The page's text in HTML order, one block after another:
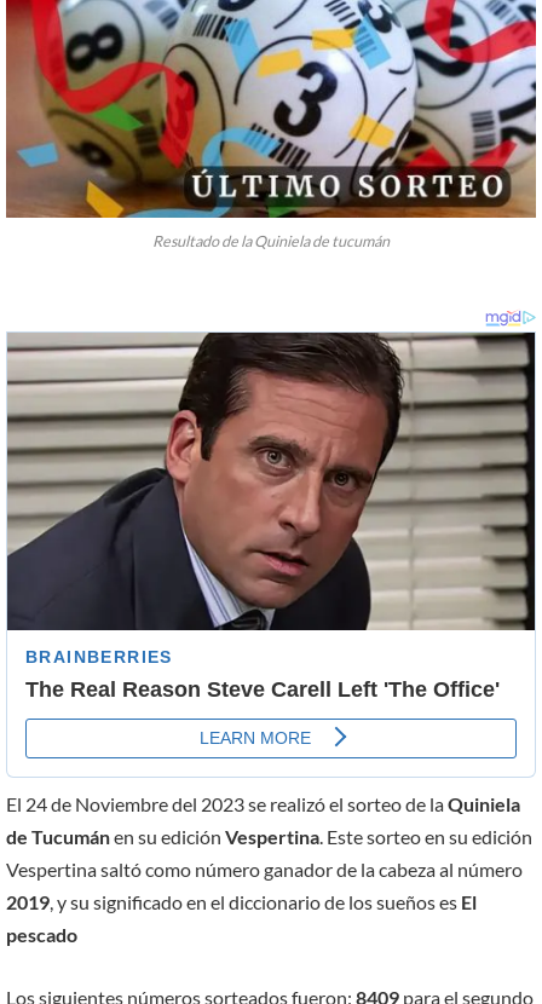
Resultado de la Quiniela de tucumán
El 24 de Noviembre del 2023 se realizó el sorteo de laQuiniela
de Tucumánen su edición Vespertina. Este sorteo en su edición
Vespertina saltó como número ganador de la cabeza al número
2019, y su significado en el diccionario de los sueños es El
pescado
Los siguientes números sorteados fueron: 8409 para el segundo